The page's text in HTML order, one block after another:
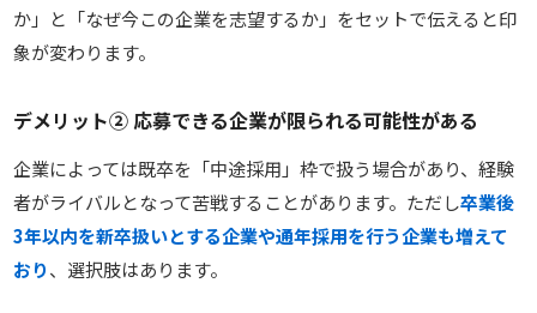
か」と「なぜ今この企業を志望するか」をセットで伝えると印
象が変わります。
デメリット② 応募できる企業が限られる可能性がある
企業によっては既卒を「中途採用」枠で扱う場合があり、経験
者がライバルとなって苦戦することがあります。ただし卒業後
3年以内を新卒扱いとする企業や通年採用を行う企業も増えて
おり、選択肢はあります。